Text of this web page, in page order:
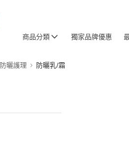
商品分類 獨家品牌優惠
防曬護理 防曬乳/霜